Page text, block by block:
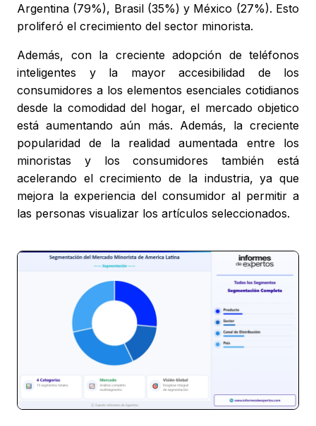
Argentina (79%), Brasil (35%) y México (27%). Esto
proliferó el crecimiento del sector minorista.
Además, con la creciente adopción de teléfonos
inteligentes y la mayor accesibilidad de los
consumidores a los elementos esenciales cotidianos
desde la comodidad del hogar, el mercado objetico
está aumentando aún más. Además, la creciente
popularidad de la realidad aumentada entre los
minoristas y los consumidores también está
acelerando el crecimiento de la industria, ya que
mejora la experiencia del consumidor al permitir a
las personas visualizar los artículos seleccionados.